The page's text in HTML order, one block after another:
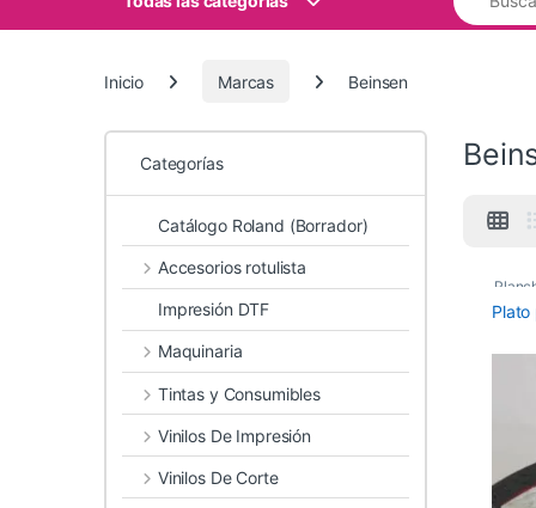
Inicio Marcas Beinsen
Plato
Categorías
Catálogo Roland (Borrador)
Accesorios rotulista
Impresión DTF
Maquinaria
Tintas y Consumibles
Vinilos De Impresión
Vinilos De Corte